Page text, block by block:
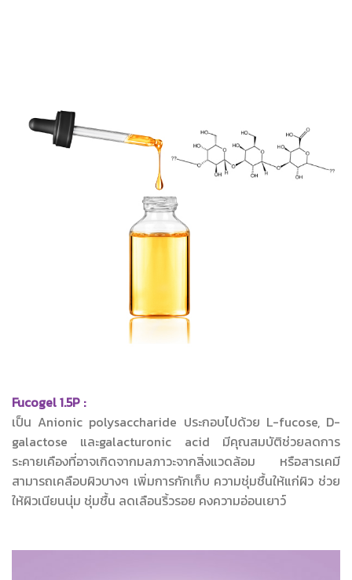
Fucogel 1.5P :
เป็น Anionic polysaccharide ประกอบไปด้วย L-fucose, D-
galactose และgalacturonic acid มีคุณสมบัติช่วยลดการ
ระคายเคืองที่อาจเกิดจากมลภาวะจากสิ่งแวดล้อม หรือสารเคมี
สามารถเคลือบผิวบางๆ เพิ่มการกักเก็บ ความชุ่มชื้นให้แก่ผิว ช่วย
ให้ผิวเนียนนุ่ม ชุ่มชื้น ลดเลือนริ้วรอย คงความอ่อนเยาว์